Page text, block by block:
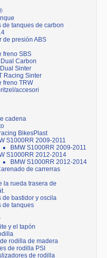
de tanques de carbon
de presión ABS
freno SBS
Dual Carbon
Sinter
Racing Sinter
freno TRW
accesori
cadena
BikesPlast
S1000RR 2009-2011
BMW S1000RR 2009-2011
S1000RR 2012-2014
BMW S1000RR 2012-2014
de carrerras
la rueda trasera de
de bastidor y oscila
de tanques
y el tapón
rodilla de madera
de rodilla PSI
de rodilla